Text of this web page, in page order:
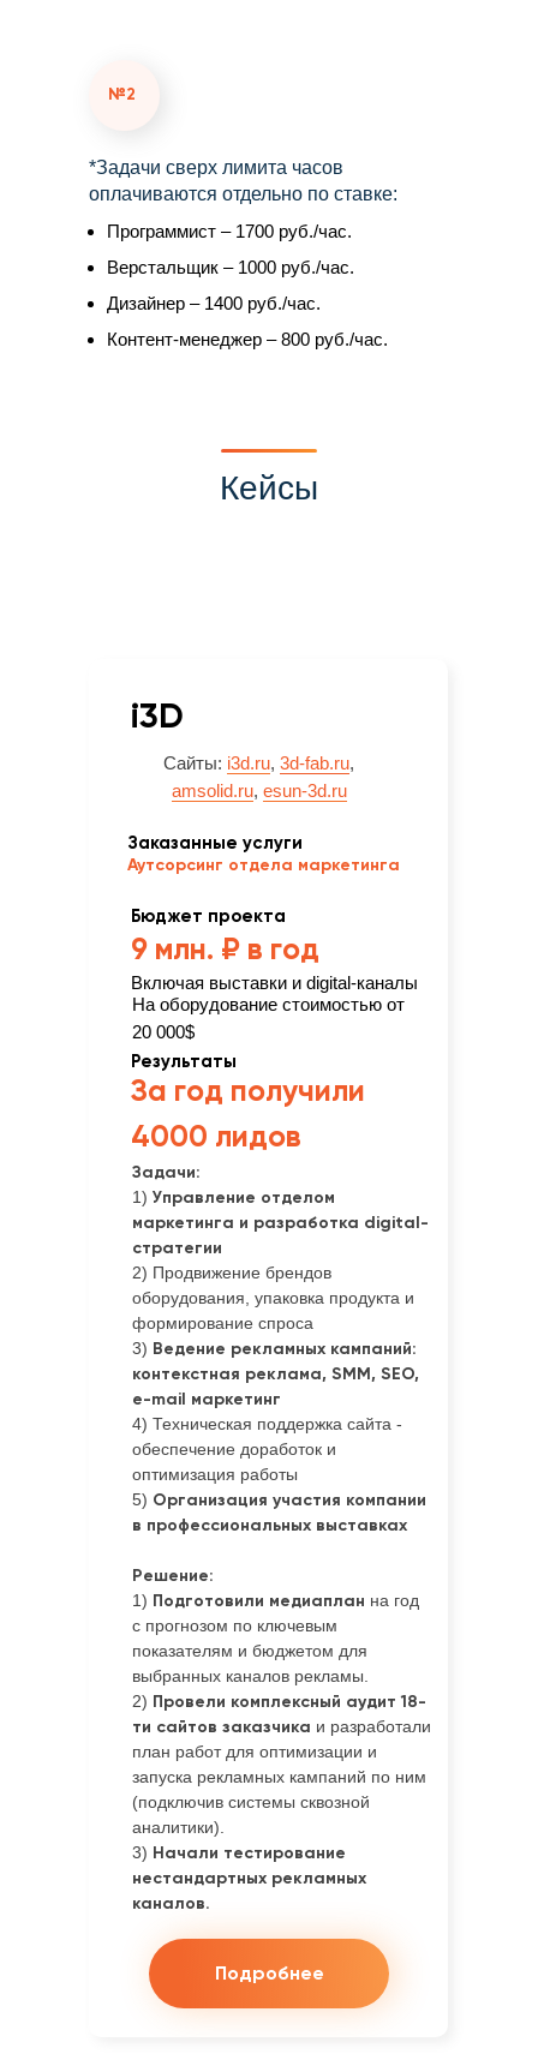
Программист – 1700 руб./час.
Верстальщик – 1000 руб./час.
Дизайнер – 1400 руб./час.
Контент-менеджер – 800 руб./час.
*Задачи сверх лимита часов
оплачиваются отдельно по ставке:
№2
Кейсы
i3D
Аутсорсинг отдела маркетинга
Бюджет проекта
9 млн. ₽ в год
Включая выставки и digital-каналы
Результаты
За год получили
4000 лидов
Задачи:
1) Управление отделом
маркетинга и разработка digital-
стратегии
2) Продвижение брендов
оборудования, упаковка продукта и
формирование спроса
3) Ведение рекламных кампаний:
контекстная реклама, SMM, SEO,
e-mail маркетинг
4) Техническая поддержка сайта -
обеспечение доработок и
оптимизация работы
5) Организация участия компании
в профессиональных выставках
Решение:
1) Подготовили медиаплан на год
с прогнозом по ключевым
показателям и бюджетом для
выбранных каналов рекламы.
2) Провели комплексный аудит 18-
ти сайтов заказчика и разработали
план работ для оптимизации и
запуска рекламных кампаний по ним
(подключив системы сквозной
аналитики).
3) Начали тестирование
нестандартных рекламных
каналов.
Заказанные услуги
Сайты: i3d.ru, 3d-fab.ru,
amsolid.ru, esun-3d.ru
На оборудование стоимостью от
20 000$
Подробнее